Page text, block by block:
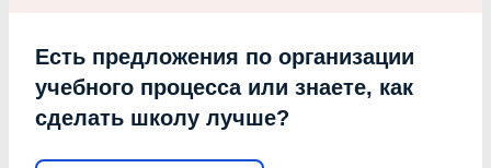
Есть предложения по организации
учебного процесса или знаете, как
сделать школу лучше?